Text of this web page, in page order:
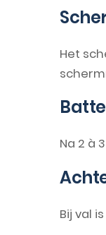
Het
Na 2 à
Bij val